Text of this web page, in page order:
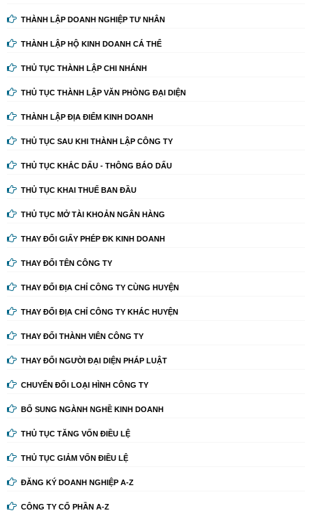
THÀNH LẬP DOANH NGHIỆP TƯ NHÂN
THÀNH LẬP HỘ KINH DOANH CÁ THỂ
THỦ TỤC THÀNH LẬP CHI NHÁNH
THỦ TỤC THÀNH LẬP VĂN PHÒNG ĐẠI DIỆN
THÀNH LẬP ĐỊA ĐIỂM KINH DOANH
THỦ TỤC SAU KHI THÀNH LẬP CÔNG TY
THỦ TỤC KHẮC DẤU - THÔNG BÁO DẤU
THỦ TỤC KHAI THUẾ BAN ĐẦU
THỦ TỤC MỞ TÀI KHOẢN NGÂN HÀNG
THAY ĐỔI GIẤY PHÉP ĐK KINH DOANH
THAY ĐỔI TÊN CÔNG TY
THAY ĐỔI ĐỊA CHỈ CÔNG TY CÙNG HUYỆN
THAY ĐỔI ĐỊA CHỈ CÔNG TY KHÁC HUYỆN
THAY ĐỔI THÀNH VIÊN CÔNG TY
THAY ĐỔI NGƯỜI ĐẠI DIỆN PHÁP LUẬT
CHUYỂN ĐỔI LOẠI HÌNH CÔNG TY
BỔ SUNG NGÀNH NGHỀ KINH DOANH
THỦ TỤC TĂNG VỐN ĐIỀU LỆ
THỦ TỤC GIẢM VỐN ĐIỀU LỆ
ĐĂNG KÝ DOANH NGHIỆP A-Z
CÔNG TY CỔ PHẦN A-Z